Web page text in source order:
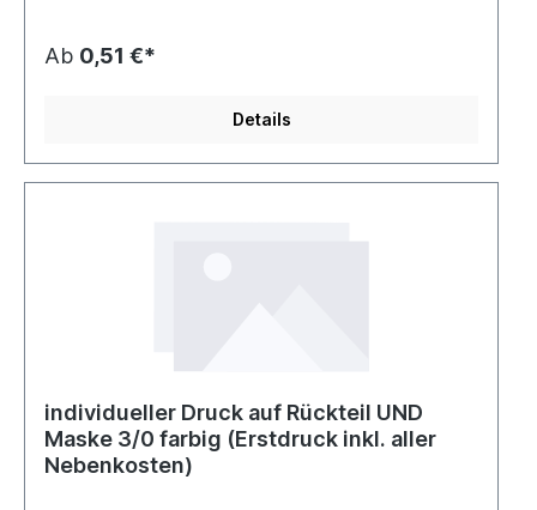
Ab 0,51 €*
Details
individueller Druck auf Rückteil UND
Maske 3/0 farbig (Erstdruck inkl. aller
Nebenkosten)